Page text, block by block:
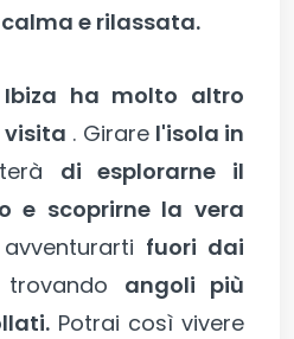
e rilassata.
Ibiza ha molto altro
visita . Girare l'isola in
di esplorarne il
e scoprirne la vera
fuori dai
trovando angoli più
Potrai così vivere